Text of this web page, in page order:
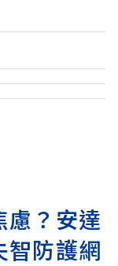
慮？安達
智防護網